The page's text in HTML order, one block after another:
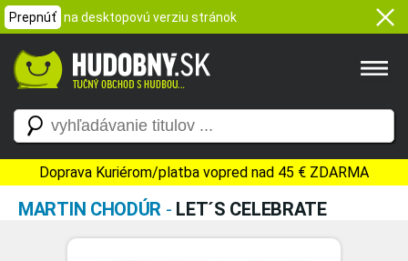
Prepnúť na desktopovú verziu stránok
Doprava Kuriérom/platba vopred nad 45 € ZDARMA
MARTIN CHODÚR - LET´S CELEBRATE